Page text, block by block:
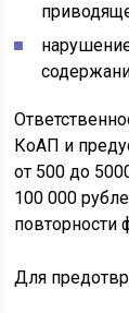
КоАП и
от 500 до
100 000
повторности
Для